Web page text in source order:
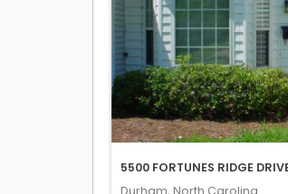
5500 FORTUNES RIDGE
Durham, North Carolina